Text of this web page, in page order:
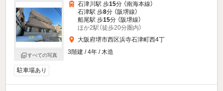
すべての写真
石津川駅 歩15分 （南海本線）
石津駅 歩8分 （阪堺線）
船尾駅 歩15分 （阪堺線）
ほか2駅（徒歩20分圏内）
大阪府堺市西区浜寺石津町西4丁
3階建 / 4年 / 木造
駐車場あり